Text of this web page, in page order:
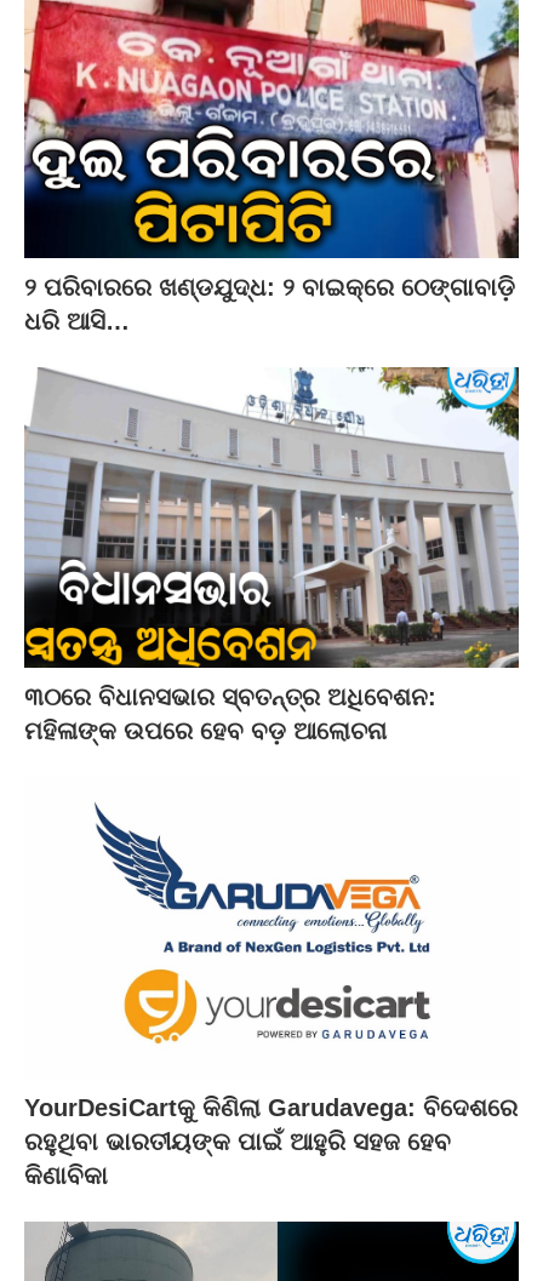
୨ ପରିବାରରେ ଖଣ୍ଡଯୁଦ୍ଧ: ୨ ବାଇକ୍‌ରେ ଠେଙ୍ଗାବାଡ଼ି
ଧରି ଆସି…
୩୦ରେ ବିଧାନସଭାର ସ୍ବତନ୍ତ୍ର ଅଧିବେଶନ:
ମହିଳାଙ୍କ ଉପରେ ହେବ ବଡ଼ ଆଲୋଚନା
YourDesiCartକୁ କିଣିଲା Garudavega: ବିଦେଶରେ
ରହୁଥିବା ଭାରତୀୟଙ୍କ ପାଇଁ ଆହୁରି ସହଜ ହେବ
କିଣାବିକା